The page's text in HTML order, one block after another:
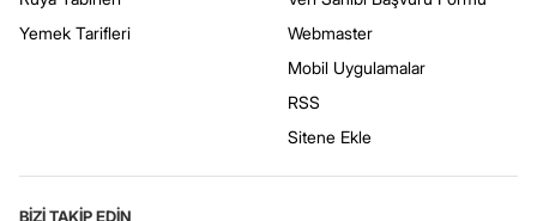
Yemek Tarifleri
Webmaster
Mobil Uygulamalar
RSS
Sitene Ekle
BİZİ TAKİP EDİN